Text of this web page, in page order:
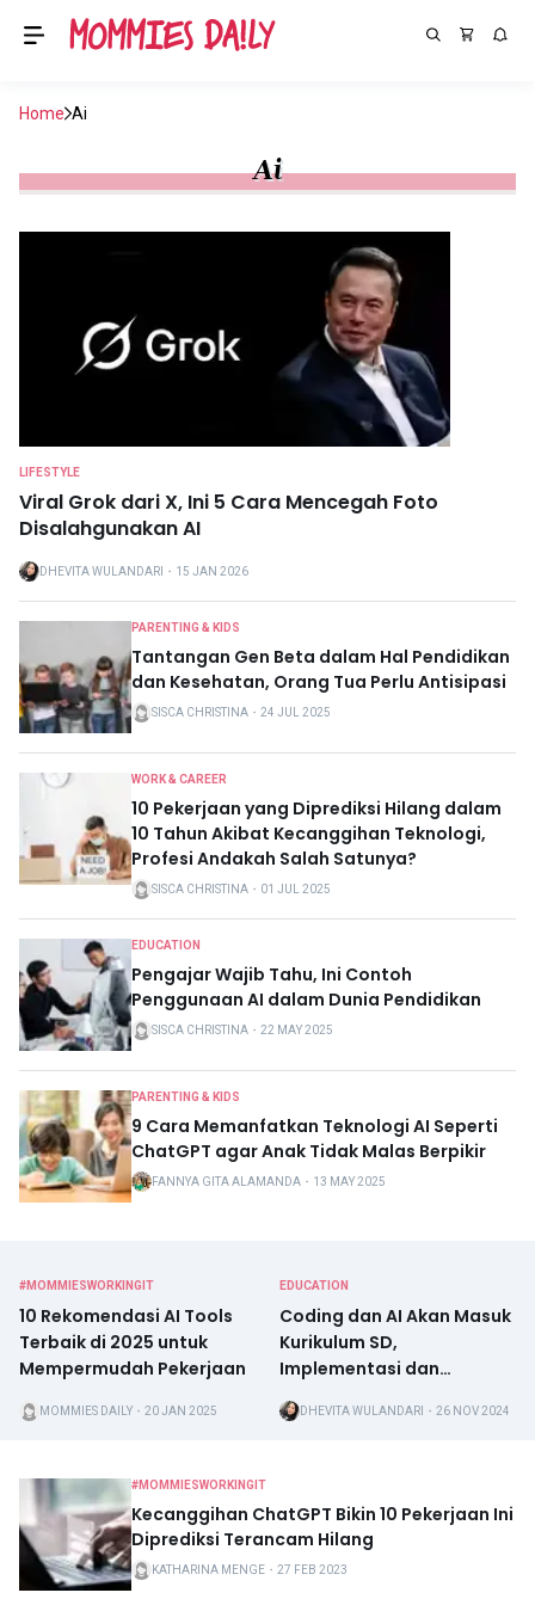
Home Ai
Ai
LIFESTYLE
Viral Grok dari X, Ini 5 Cara Mencegah Foto
Disalahgunakan AI
DHEVITA WULANDARI ・ 15 JAN 2026
PARENTING & KIDS
Tantangan Gen Beta dalam Hal Pendidikan
dan Kesehatan, Orang Tua Perlu Antisipasi
SISCA CHRISTINA ・ 24 JUL 2025
WORK & CAREER
10 Pekerjaan yang Diprediksi Hilang dalam
10 Tahun Akibat Kecanggihan Teknologi,
Profesi Andakah Salah Satunya?
SISCA CHRISTINA ・ 01 JUL 2025
EDUCATION
Pengajar Wajib Tahu, Ini Contoh
Penggunaan AI dalam Dunia Pendidikan
SISCA CHRISTINA ・ 22 MAY 2025
PARENTING & KIDS
9 Cara Memanfatkan Teknologi AI Seperti
ChatGPT agar Anak Tidak Malas Berpikir
FANNYA GITA ALAMANDA ・ 13 MAY 2025
#MOMMIESWORKINGIT
10 Rekomendasi AI Tools
Terbaik di 2025 untuk
Mempermudah Pekerjaan
MOMMIES DAILY ・ 20 JAN 2025
EDUCATION
Coding dan AI Akan Masuk
Kurikulum SD,
Implementasi dan
Pengaruhnya pada
Psikologis Anak
DHEVITA WULANDARI ・ 26 NOV 2024
#MOMMIESWORKINGIT
Kecanggihan ChatGPT Bikin 10 Pekerjaan Ini
Diprediksi Terancam Hilang
KATHARINA MENGE ・ 27 FEB 2023